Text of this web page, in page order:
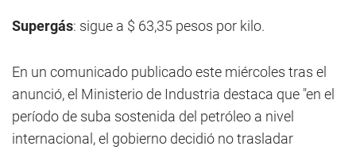
Supergás: sigue a $ 63,35 pesos por kilo.
En un comunicado publicado este miércoles tras el
anunció, el Ministerio de Industria destaca que "en el
período de suba sostenida del petróleo a nivel
internacional, el gobierno decidió no trasladar